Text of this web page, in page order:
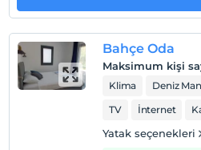
En erken saat 14:00 ve sonrası
Check/out
En geç saat 11:00 ve öncesi
Evcil Hayvan
Sigara içilen alanlar var
Bahçe Oda
Maksimum kişi
Klima Deniz
TV
İnternet
Yatak seçenekleri